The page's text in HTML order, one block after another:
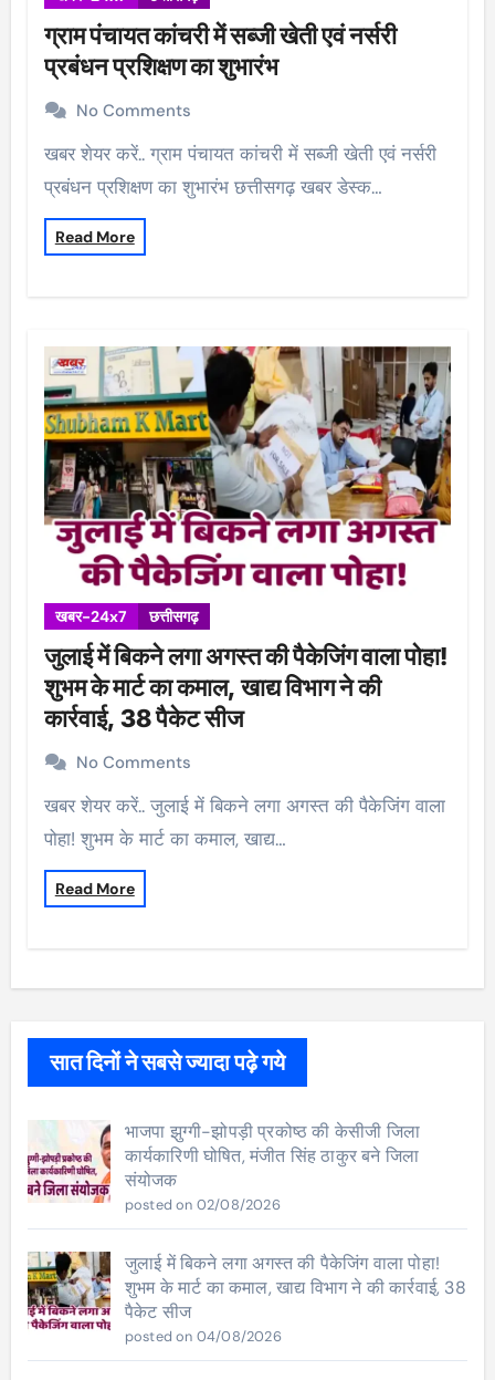
ग्राम पंचायत कांचरी में सब्जी खेती एवं नर्सरी
प्रबंधन प्रशिक्षण का शुभारंभ
No Comments
खबर शेयर करें.. ग्राम पंचायत कांचरी में सब्जी खेती एवं नर्सरी
प्रबंधन प्रशिक्षण का शुभारंभ छत्तीसगढ़ खबर डेस्क…
Read More
खबर-24x7 छत्तीसगढ़
जुलाई में बिकने लगा अगस्त की पैकेजिंग वाला पोहा!
शुभम के मार्ट का कमाल, खाद्य विभाग ने की
कार्रवाई, 38 पैकेट सीज
No Comments
खबर शेयर करें.. जुलाई में बिकने लगा अगस्त की पैकेजिंग वाला
पोहा! शुभम के मार्ट का कमाल, खाद्य…
Read More
सात दिनों ने सबसे ज्यादा पढ़े गये
भाजपा झुग्गी-झोपड़ी प्रकोष्ठ की केसीजी जिला
कार्यकारिणी घोषित, मंजीत सिंह ठाकुर बने जिला
संयोजक
posted on 02/08/2026
जुलाई में बिकने लगा अगस्त की पैकेजिंग वाला पोहा!
शुभम के मार्ट का कमाल, खाद्य विभाग ने की कार्रवाई, 38
पैकेट सीज
posted on 04/08/2026